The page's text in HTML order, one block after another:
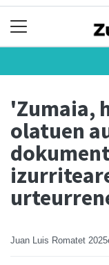
'Zumaia,
olatuen
Juan Luis Romatet